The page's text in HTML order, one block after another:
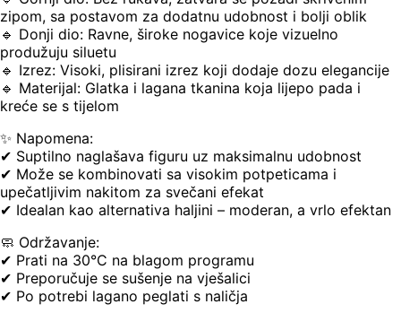
zipom, sa postavom za dodatnu udobnost i bolji oblik
🔹 Donji dio: Ravne, široke nogavice koje vizuelno
produžuju siluetu
🔹 Izrez: Visoki, plisirani izrez koji dodaje dozu elegancije
🔹 Materijal: Glatka i lagana tkanina koja lijepo pada i
kreće se s tijelom
✨ Napomena:
✔ Suptilno naglašava figuru uz maksimalnu udobnost
✔ Može se kombinovati sa visokim potpeticama i
upečatljivim nakitom za svečani efekat
✔ Idealan kao alternativa haljini – moderan, a vrlo efektan
🧼 Održavanje:
✔ Prati na 30°C na blagom programu
✔ Preporučuje se sušenje na vješalici
✔ Po potrebi lagano peglati s naličja